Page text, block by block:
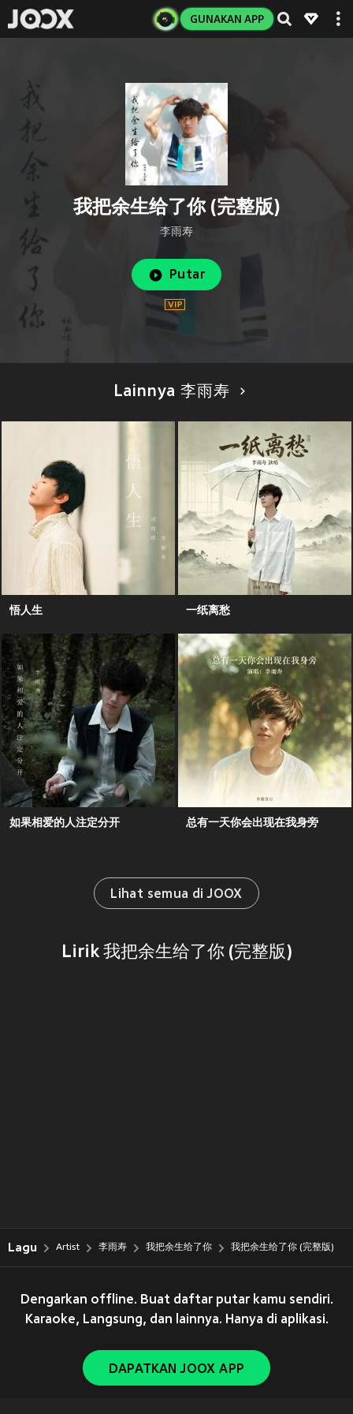
GUNAKAN APP
我把余生给了你 (完整版)
李雨寿
Putar
Lainnya 李雨寿
悟人生 一纸离愁
如果相爱的人注定分开 总有一天你会出现在我身旁
Lihat semua di JOOX
Lirik 我把余生给了你 (完整版)
Lagu Artist 李雨寿 我把余生给了你 我把余生给了你 (完整版)
Dengarkan offline. Buat daftar putar kamu sendiri.
Karaoke, Langsung, dan lainnya. Hanya di aplikasi.
DAPATKAN JOOX APP